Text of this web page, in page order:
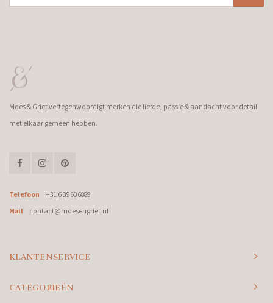
Moes & Griet vertegenwoordigt merken die liefde, passie & aandacht voor detail
met elkaar gemeen hebben.
Telefoon
+31 6 39606889
Mail
contact@moesengriet.nl
KLANTENSERVICE
CATEGORIEËN